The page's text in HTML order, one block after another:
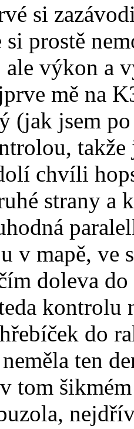
si
si prostě
výkon a
mě na
(jak jsem
takže
chvíli
strany a
v mapě, ve
doleva
kontrolu
do
ten
tom